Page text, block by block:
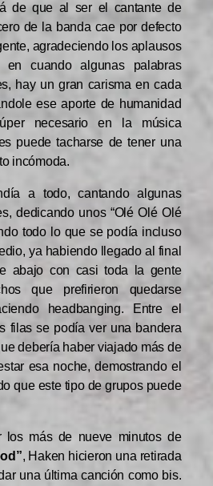
de que al ser el cantante de
de la banda cae por defecto
agradeciendo los aplausos
cuando algunas palabras
hay un gran carisma en cada
ese aporte de humanidad
necesario en la música
puede tacharse de tener una
incómoda.
a todo, cantando algunas
dedicando unos “Olé Olé Olé
todo lo que se podía incluso
ya habiendo llegado al final
abajo con casi toda la gente
que prefirieron quedarse
headbanging. Entre el
filas se podía ver una bandera
debería haber viajado más de
esa noche, demostrando el
que este tipo de grupos puede
los más de nueve minutos de
, Haken hicieron una retirada
una última canción como bis.